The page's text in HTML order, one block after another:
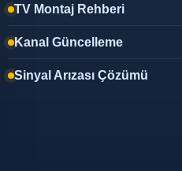
TV Montaj Rehberi
Kanal Güncelleme
Sinyal Arızası Çözümü